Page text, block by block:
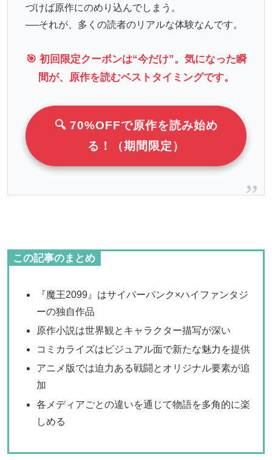
づけば原作にのめり込んでしまう。
──それが、多くの読者のリアルな体験なんです。
🎯 初回限定クーポンは“今だけ”。気になった瞬
間が、原作を読むベストタイミングです。
🔍 70%OFFで原作を読み始め
る！（期間限定）
この記事のまとめ
『魔王2099』はサイバーパンク×ハイファンタジ
ーの独自作品
原作小説は世界観とキャラクター描写が深い
コミカライズはビジュアル面で新たな魅力を提供
アニメ版では迫力ある戦闘とオリジナル要素が追
加
各メディアごとの違いを通じて物語を多角的に楽
しめる